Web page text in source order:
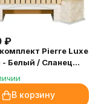
₽
Pierre Luxe
- Белый / Сланец
Dioramic 25
В корзину